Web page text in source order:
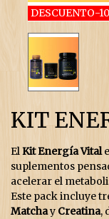
DESCUENTO-
KIT
ElKit Energía Vital
suplementos
acelerar el
Este pack incluye
Matchay Creatina,